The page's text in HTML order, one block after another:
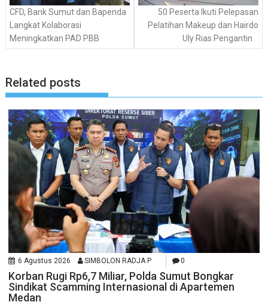
CFD, Bank Sumut dan Bapenda
Langkat Kolaborasi
Meningkatkan PAD PBB
50 Peserta Ikuti Pelepasan
Pelatihan Makeup dan Hairdo
Uly Rias Pengantin
Related posts
6 Agustus 2026 SIMBOLON RADJA P 0
Korban Rugi Rp6,7 Miliar, Polda Sumut Bongkar
Sindikat Scamming Internasional di Apartemen
Medan